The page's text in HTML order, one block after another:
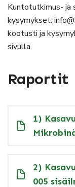
Kuntotutkimus-
kysymykset:
kootusti ja
sivulla.
Raportit
1)
2)
005